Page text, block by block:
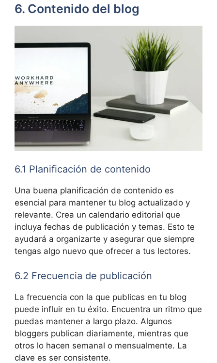
6. Contenido del blog
6.1 Planificación de contenido
Una buena planificación de contenido es
esencial para mantener tu blog actualizado y
relevante. Crea un calendario editorial que
incluya fechas de publicación y temas. Esto te
ayudará a organizarte y asegurar que siempre
tengas algo nuevo que ofrecer a tus lectores.
6.2 Frecuencia de publicación
La frecuencia con la que publicas en tu blog
puede influir en tu éxito. Encuentra un ritmo que
puedas mantener a largo plazo. Algunos
bloggers publican diariamente, mientras que
otros lo hacen semanal o mensualmente. La
clave es ser consistente.